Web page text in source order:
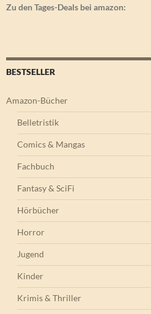
Zu den Tages-Deals bei amazon:
BESTSELLER
Amazon-Bücher
Belletristik
Comics & Mangas
Fachbuch
Fantasy & SciFi
Hörbücher
Horror
Jugend
Kinder
Krimis & Thriller